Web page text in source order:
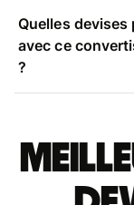
Quelles
avec ce
?